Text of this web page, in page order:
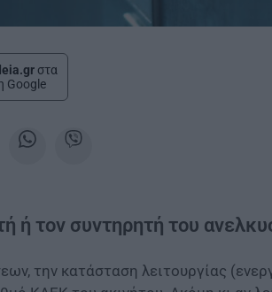
στα
Google
ή τον συντηρητή του
την κατάσταση λειτουργίας